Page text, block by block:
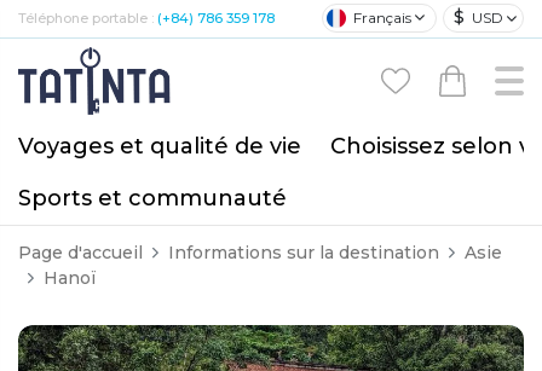
Téléphone portable : (+84) 786 359 178 Français $ USD
Voyages et qualité de vie
Choisissez selon
Sports et communauté
Page d'accueil Informations sur la destination
Asie
Hanoï